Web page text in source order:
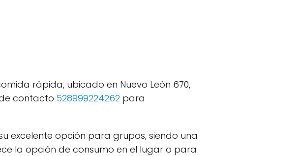
rápida, ubicado en Nuevo León 670,
de contacto 528999224262 para
excelente opción para grupos, siendo una
la opción de consumo en el lugar o para